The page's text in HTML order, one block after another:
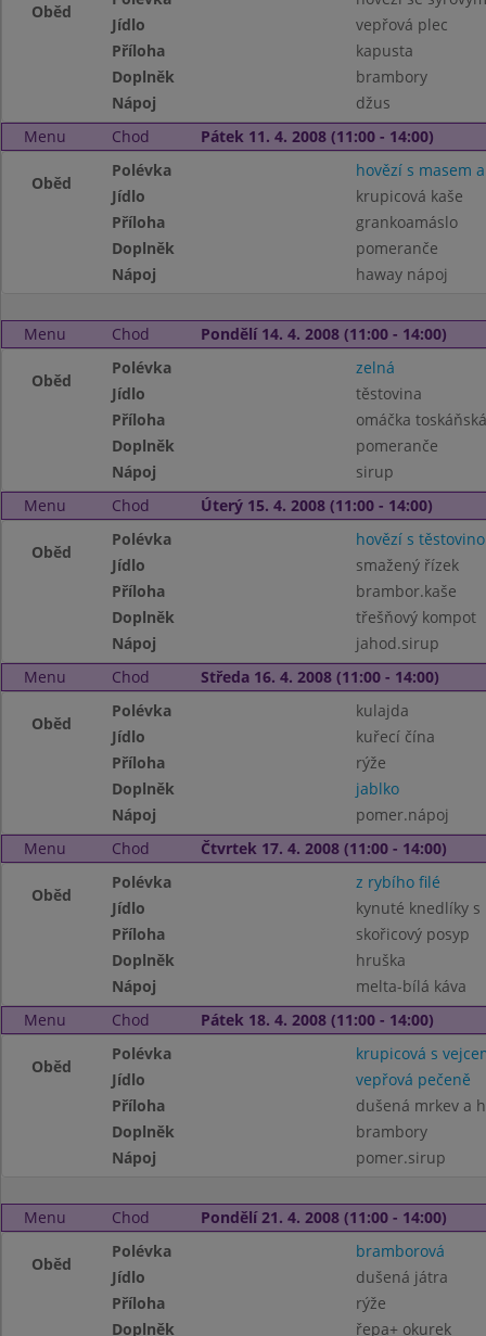
Oběd
Jídlo
vepřová plec
Příloha
kapusta
Doplněk
brambory
Nápoj
džus
Menu
Chod Pátek 11. 4. 2008 (11:00 - 14:00)
Oběd
Polévka
hovězí s masem
Jídlo
krupicová kaše
Příloha
grankoamáslo
Doplněk
pomeranče
Nápoj
haway nápoj
Menu Chod Pondělí 14. 4. 2008 (11:00 - 14:00)
Oběd
Polévka
zelná
Jídlo
těstovina
Příloha
omáčka toskáňská
Doplněk
pomeranče
Nápoj
sirup
Menu
Chod Úterý 15. 4. 2008 (11:00 - 14:00)
Oběd
Polévka
hovězí s
Jídlo
smažený řízek
Příloha
brambor.kaše
Doplněk
třešňový kompot
Nápoj
jahod.sirup
Menu
Chod Středa 16. 4. 2008 (11:00 - 14:00)
Oběd
Polévka
kulajda
Jídlo
kuřecí čína
Příloha
rýže
Doplněk
jablko
Nápoj
pomer.nápoj
Menu
Chod Čtvrtek 17. 4. 2008 (11:00 - 14:00)
Oběd
Polévka
z rybího filé
Jídlo
kynuté knedlíky s
Příloha
skořicový posyp
Doplněk
hruška
Nápoj
melta-bílá káva
Menu
Chod Pátek 18. 4. 2008 (11:00 - 14:00)
Oběd
Polévka
krupicová s
Jídlo
vepřová pečeně
Příloha
dušená mrkev a
Doplněk
brambory
Nápoj
pomer.sirup
Menu Chod Pondělí 21. 4. 2008 (11:00 - 14:00)
Oběd
Polévka
bramborová
Jídlo
dušená játra
Příloha
rýže
Doplněk
řepa+ okurek